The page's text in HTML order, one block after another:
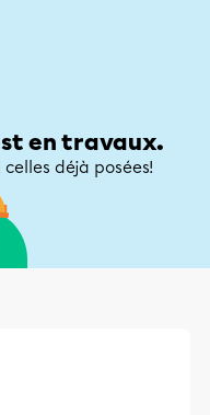
en travaux.
déjà posées!